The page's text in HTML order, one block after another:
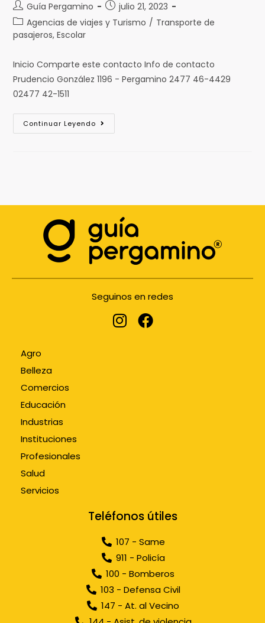
Guía Pergamino
julio 21, 2023
Agencias de viajes y Turismo / Transporte de
pasajeros, Escolar
Inicio Comparte este contacto Info de contacto
Prudencio González 1196 - Pergamino 2477 46-4429
02477 42-1511
Continuar Leyendo
Seguinos en redes
Agro
Belleza
Comercios
Educación
Industrias
Instituciones
Profesionales
Salud
Servicios
Teléfonos útiles
107 - Same
911 - Policía
100 - Bomberos
103 - Defensa Civil
147 - At. al Vecino